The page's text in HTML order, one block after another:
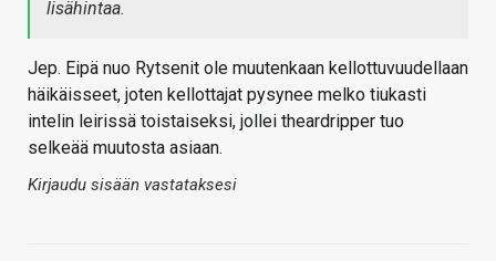
lisähintaa.
Jep. Eipä nuo Rytsenit ole muutenkaan kellottuvuudellaan
häikäisseet, joten kellottajat pysynee melko tiukasti
intelin leirissä toistaiseksi, jollei theardripper tuo
selkeää muutosta asiaan.
Kirjaudu sisään vastataksesi